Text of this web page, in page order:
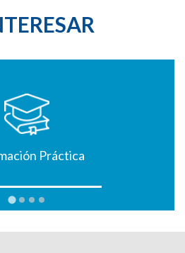
Práctica